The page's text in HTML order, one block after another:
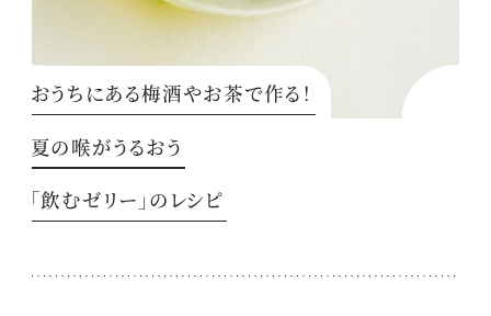
おうちにある梅酒やお茶で作る！
夏の喉がうるおう
「飲むゼリー」のレシピ